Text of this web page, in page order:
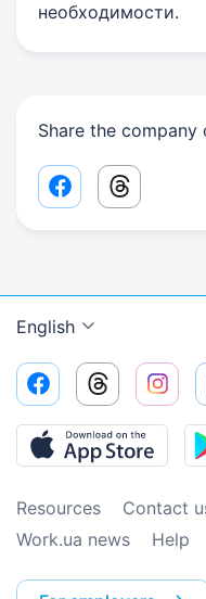
необходимости.
Share the
Facebook share
Threads
English
Resources Contact
Work.ua news
Help